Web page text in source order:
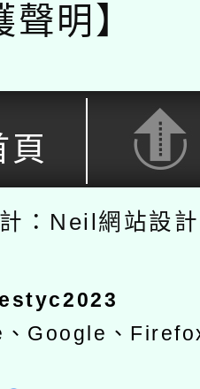
聲明】
頁
：Neil網站設
、Google、